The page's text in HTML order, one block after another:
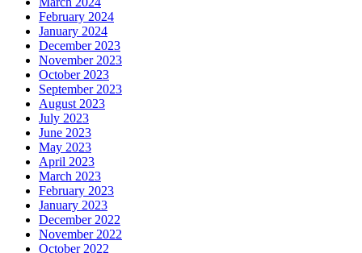
February 2024
January 2024
December 2023
November 2023
October 2023
September 2023
August 2023
July 2023
June 2023
May 2023
April 2023
March 2023
February 2023
January 2023
December 2022
November 2022
October 2022